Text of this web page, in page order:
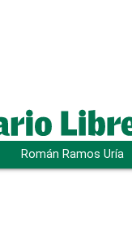
Román Ramos Uría